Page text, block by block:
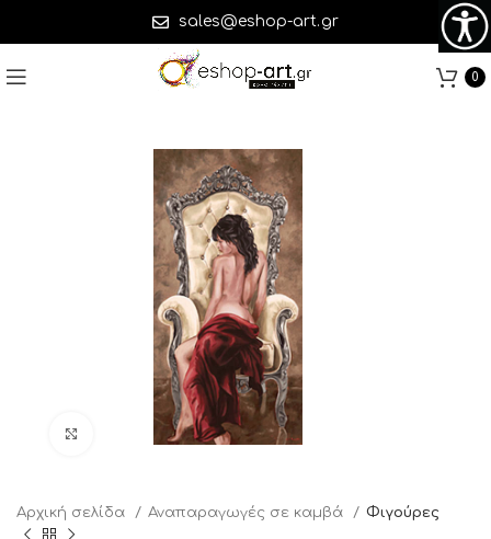
sales@eshop-art.gr
0
Click to enlarge
Αρχική σελίδα Αναπαραγωγές σε καμβά Φιγούρες